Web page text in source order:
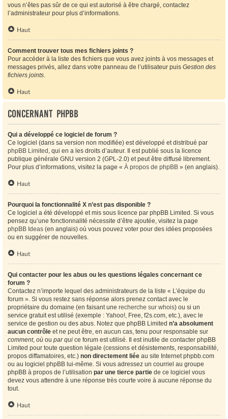
vous n’êtes pas sûr de ce qui est autorisé à être chargé, contactez
l’administrateur pour plus d’informations.
Haut
Comment trouver tous mes fichiers joints ?
Pour accéder à la liste des fichiers que vous avez joints à vos messages et
messages privés, allez dans votre panneau de l’utilisateur puis Gestion des
fichiers joints.
Haut
Concernant phpBB
Qui a développé ce logiciel de forum ?
Ce logiciel (dans sa version non modifiée) est développé et distribué par
phpBB Limited , qui en a les droits d’auteur. Il est publié sous la licence
publique générale GNU version 2 (GPL-2.0) et peut être diffusé librement.
Pour plus d’informations, visitez la page « À propos de phpBB » (en anglais).
Haut
Pourquoi la fonctionnalité X n’est pas disponible ?
Ce logiciel a été développé et mis sous licence par phpBB Limited. Si vous
pensez qu’une fonctionnalité nécessite d’être ajoutée, visitez la page
phpBB Ideas (en anglais) où vous pouvez voter pour des idées proposées
ou en suggérer de nouvelles.
Haut
Qui contacter pour les abus ou les questions légales concernant ce
forum ?
Contactez n’importe lequel des administrateurs de la liste « L’équipe du
forum ». Si vous restez sans réponse alors prenez contact avec le
propriétaire du domaine (en faisant une recherche sur whois) ou si un
service gratuit est utilisé (exemple : Yahoo!, Free, f2s.com, etc.), avec le
service de gestion ou des abus. Notez que phpBB Limited n’a absolument
aucun contrôle et ne peut être, en aucun cas, tenu pour responsable sur
comment, où ou par qui ce forum est utilisé. Il est inutile de contacter phpBB
Limited pour toute question légale (cessions et désistements, responsabilité,
propos diffamatoires, etc.) non directement liée au site Internet phpbb.com
ou au logiciel phpBB lui-même. Si vous adressez un courriel au groupe
phpBB à propos de l’utilisation par une tierce partie de ce logiciel vous
devez vous attendre à une réponse très courte voire à aucune réponse du
tout.
Haut